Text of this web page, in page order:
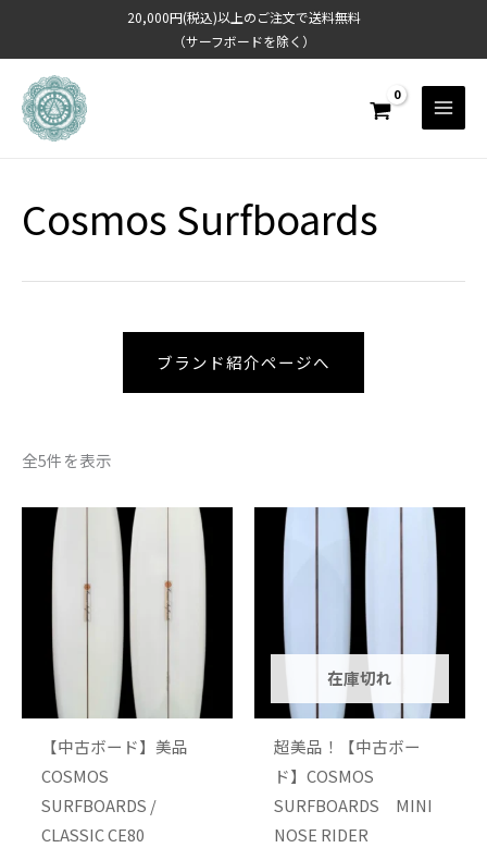
20,000円(税込)以上のご注文で送料無料
（サーフボードを除く）
Cosmos Surfboards
ブランド紹介ページへ
全5件を表示
【中古ボード】美品
COSMOS
SURFBOARDS /
CLASSIC CE80
在庫切れ
超美品！【中古ボー
ド】COSMOS
SURFBOARDS MINI
NOSE RIDER